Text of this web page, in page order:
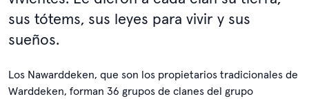
sus tótems, sus leyes para vivir y sus
sueños.
Los Nawarddeken, que son los propietarios tradicionales de
Warddeken, forman 36 grupos de clanes del grupo